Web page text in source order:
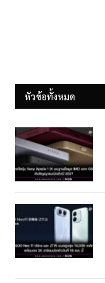
หัวข้อทั้งหมด